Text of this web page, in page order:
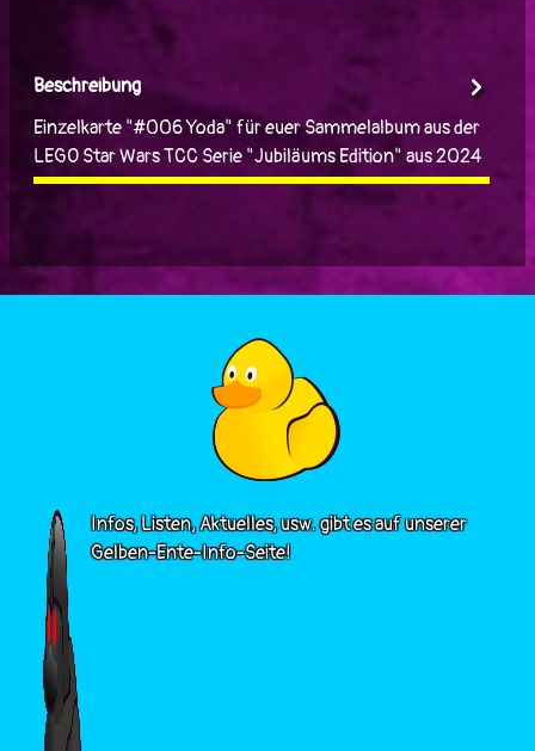
Beschreibung
Einzelkarte "#006 Yoda" für euer Sammelalbum aus der
LEGO Star Wars TCC Serie "Jubiläums Edition" aus 2024
Infos, Listen, Aktuelles, usw. gibt es auf unserer
Gelben-Ente-Info-Seite!